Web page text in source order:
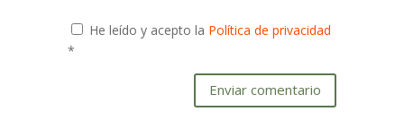
He leído y acepto la Política de privacidad
*
Enviar comentario